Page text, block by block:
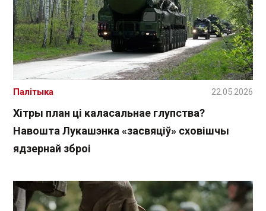
Хітры план ці каласальнае глупства?
Навошта Лукашэнка «засвяціў» сховішчы
ядзернай зброі
Палітыка 22.05.2026